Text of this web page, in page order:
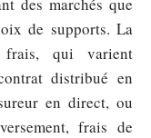
de supports. La
frais, qui varient
distribué en
en direct, ou
frais de